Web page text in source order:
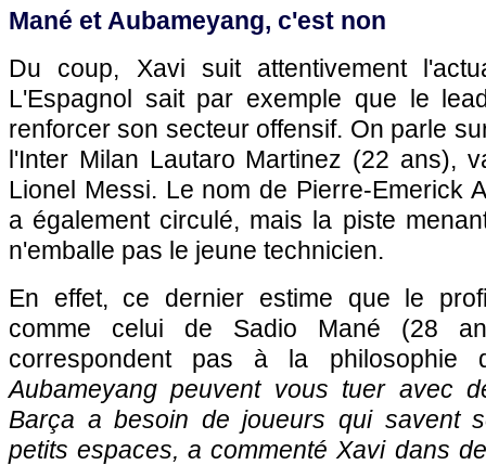
Mané et Aubameyang, c'est non
Du coup, Xavi suit attentivement
L'Espagnol sait par exemple que le
renforcer son secteur offensif. On parle
l'Inter Milan Lautaro Martinez (22 ans),
Lionel Messi. Le nom de Pierre-Emerick
a également circulé, mais la piste
n'emballe pas le jeune technicien.
En effet, ce dernier estime que le
comme celui de Sadio Mané (28
correspondent pas à la philosophie
Aubameyang peuvent vous tuer avec
Barça a besoin de joueurs qui savent
petits espaces, a commenté Xavi dans